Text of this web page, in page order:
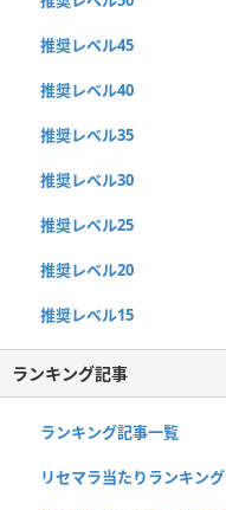
推奨レベル45
推奨レベル40
推奨レベル35
推奨レベル30
推奨レベル25
推奨レベル20
推奨レベル15
ランキング記事
ランキング記事一覧
リセマラ当たりランキング